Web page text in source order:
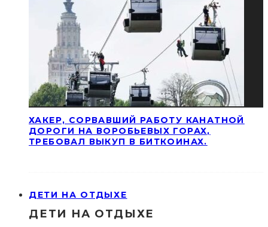
ХАКЕР, СОРВАВШИЙ РАБОТУ КАНАТНОЙ
ДОРОГИ НА ВОРОБЬЕВЫХ ГОРАХ,
ТРЕБОВАЛ ВЫКУП В БИТКОИНАХ.
ДЕТИ НА ОТДЫХЕ
ДЕТИ НА ОТДЫХЕ